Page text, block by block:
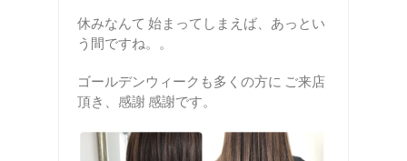
休みなんて 始まってしまえば、あっとい
う間ですね。。
ゴールデンウィークも多くの方に ご来店
頂き、感謝 感謝です。